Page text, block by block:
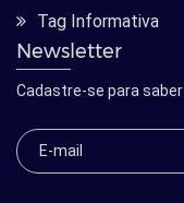
Tag Informativa
Newsletter
Cadastre-se para